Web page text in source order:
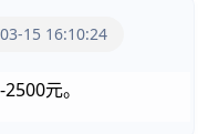
15 16:10:24
元。